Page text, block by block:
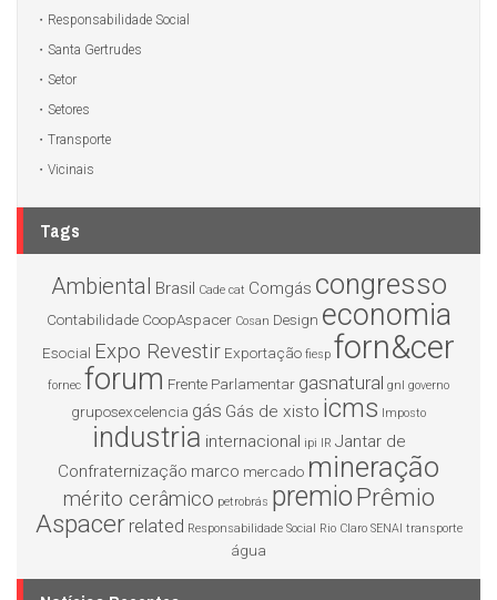
Responsabilidade Social
Santa Gertrudes
Setor
Setores
Transporte
Vicinais
Tags
Ambiental Brasil Cade cat Comgás congresso
Contabilidade CoopAspacer Cosan Design economia
Esocial Expo Revestir Exportação fiesp forn&cer
fornec forum Frente Parlamentar gasnatural gnl governo
gruposexcelencia gás Gás de xisto icms Imposto
industria internacional ipi IR Jantar de
Confraternização marco mercado mineração
mérito cerâmico petrobrás premioPrêmio
Aspacer related Responsabilidade Social Rio Claro SENAI transporte
água